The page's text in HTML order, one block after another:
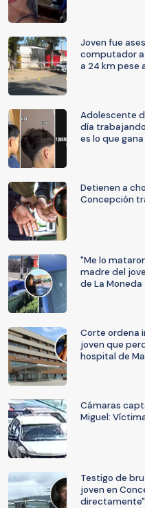
Joven fue
computador a
a 24 km pese
Adolescente
día
es lo que gana
Detienen a
Concepción
"Me lo
madre del
de La Moneda
Corte ordena
joven que
hospital de
Cámaras
Miguel:
Testigo de
joven en
directamente"